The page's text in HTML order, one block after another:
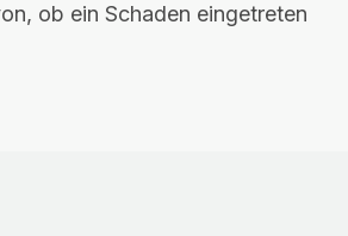
ob ein Schaden eingetreten